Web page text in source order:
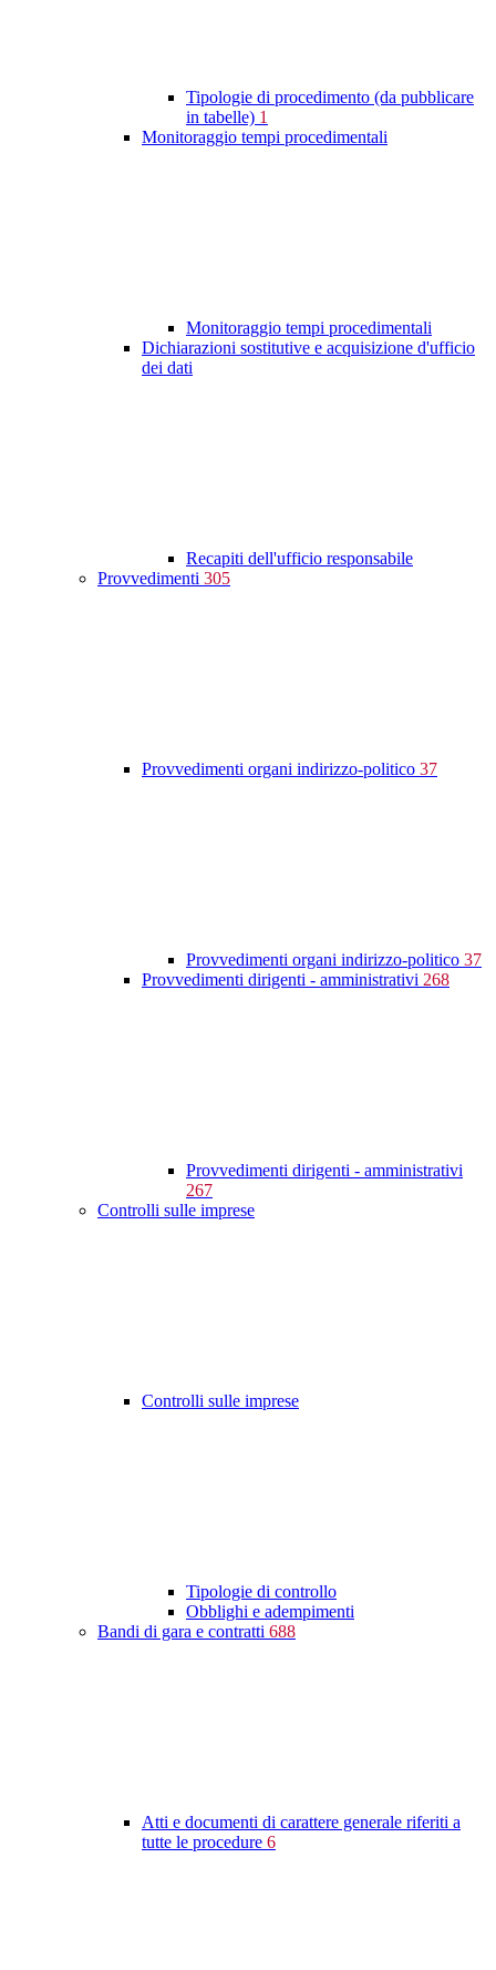
Tipologie di procedimento (da pubblicare
in tabelle) 1
Monitoraggio tempi procedimentali
Monitoraggio tempi procedimentali
Dichiarazioni sostitutive e acquisizione d'ufficio
dei dati
Recapiti dell'ufficio responsabile
Provvedimenti 305
Provvedimenti organi indirizzo-politico 37
Provvedimenti organi indirizzo-politico 37
Provvedimenti dirigenti - amministrativi 268
Provvedimenti dirigenti - amministrativi
267
Controlli sulle imprese
Controlli sulle imprese
Tipologie di controllo
Obblighi e adempimenti
Bandi di gara e contratti 688
Atti e documenti di carattere generale riferiti a
tutte le procedure 6